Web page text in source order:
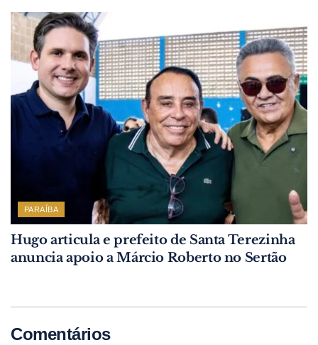
PARAÍBA
Hugo articula e prefeito de Santa Terezinha
anuncia apoio a Márcio Roberto no Sertão
Comentários